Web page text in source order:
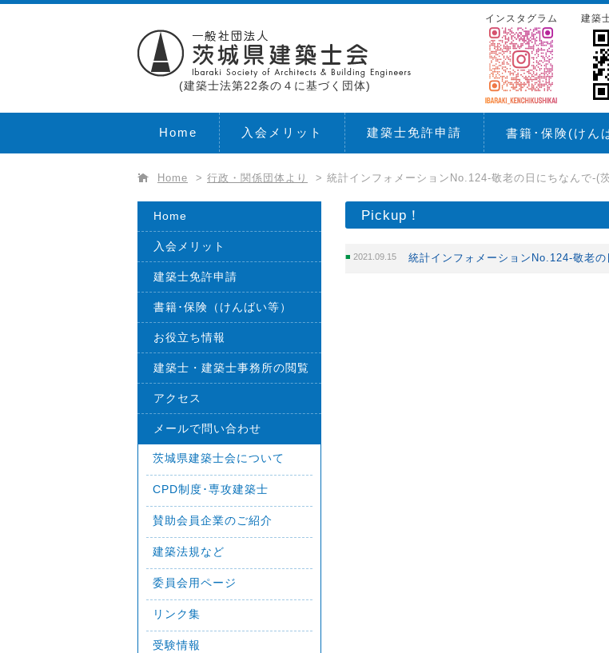
(建築士法第22条の４に基づく団体)
建築
インスタグラム
Home 入会メリット 建築士免許申請 書籍･保険(けん
Home > 行政・関係団体より > 統計インフォメーションNo.124-敬老の日にちなんで-(
Pickup！
2021.09.15 統計インフォメーションNo.124-敬老
Home
入会メリット
建築士免許申請
書籍･保険（けんばい等）
お役立ち情報
建築士・建築士事務所の閲覧
アクセス
メールで問い合わせ
茨城県建築士会について
CPD制度･専攻建築士
賛助会員企業のご紹介
建築法規など
委員会用ページ
リンク集
受験情報